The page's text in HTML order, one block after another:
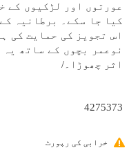
عورتوں اور لڑکیوں کے
کیا جا سکے۔ برطانیہ
اس تجویز کی حمایت کی
نوعمر بچوں کے ساتھ
اثر چھوڑا۔/
4275373
خرابی کی رپورٹ